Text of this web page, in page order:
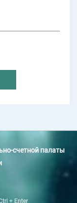
счетной палаты
+ Enter